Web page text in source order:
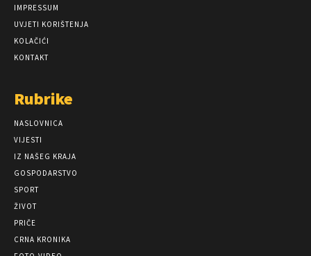
IMPRESSUM
UVJETI KORIŠTENJA
KOLAČIĆI
KONTAKT
Rubrike
NASLOVNICA
VIJESTI
IZ NAŠEG KRAJA
GOSPODARSTVO
SPORT
ŽIVOT
PRIČE
CRNA KRONIKA